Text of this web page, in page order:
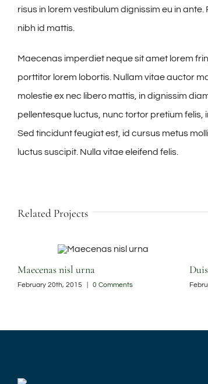
risus in lorem vestibulum dignissim eu in
nibh id mattis.
Maecenas imperdiet neque sit amet lorem
porttitor lorem lobortis. Nullam vitae auctor
molestie ex nec libero mattis, in dignissim
pellentesque luctus, nunc tortor pretium felis,
Sed tincidunt feugiat est, id cursus metus
luctus suscipit. Nulla vitae eleifend felis.
Related Projects
Maecenas nisl urna
February 20th, 2015 0 Comments